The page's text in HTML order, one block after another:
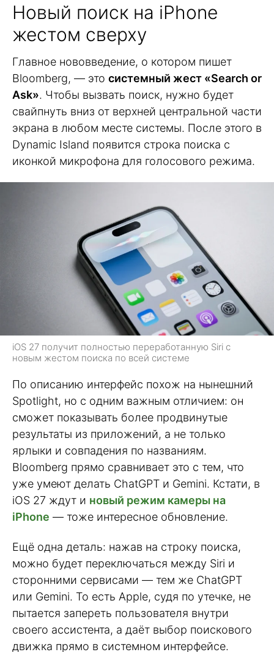
Новый поиск на iPhone
жестом сверху
Главное нововведение, о котором пишет
Bloomberg, — это системный жест «Search or
Ask». Чтобы вызвать поиск, нужно будет
свайпнуть вниз от верхней центральной части
экрана в любом месте системы. После этого в
Dynamic Island появится строка поиска с
иконкой микрофона для голосового режима.
iOS 27 получит полностью переработанную Siri с
новым жестом поиска по всей системе
По описанию интерфейс похож на нынешний
Spotlight, но с одним важным отличием: он
сможет показывать более продвинутые
результаты из приложений, а не только
ярлыки и совпадения по названиям.
Bloomberg прямо сравнивает это с тем, что
уже умеют делать ChatGPT и Gemini. Кстати, в
iOS 27 ждут и новый режим камеры на
iPhone — тоже интересное обновление.
Ещё одна деталь: нажав на строку поиска,
можно будет переключаться между Siri и
сторонними сервисами — тем же ChatGPT
или Gemini. То есть Apple, судя по утечке, не
пытается запереть пользователя внутри
своего ассистента, а даёт выбор поискового
движка прямо в системном интерфейсе.